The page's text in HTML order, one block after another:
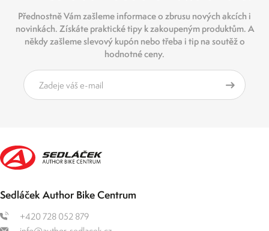
Přednostně Vám zašleme informace o zbrusu nových akcích i
novinkách. Získáte praktické tipy k zakoupeným produktům. A
někdy zašleme slevový kupón nebo třeba i tip na soutěž o
hodnotné ceny.
Sedláček Author Bike Centrum
+420 728 052 879